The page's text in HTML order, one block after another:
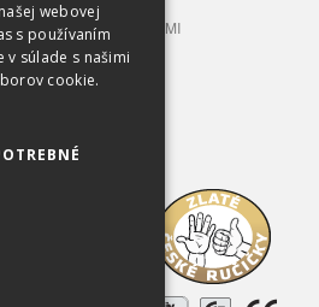
KONTAJNERMI
webovej
s používaním
v súlade s našimi
cookie.